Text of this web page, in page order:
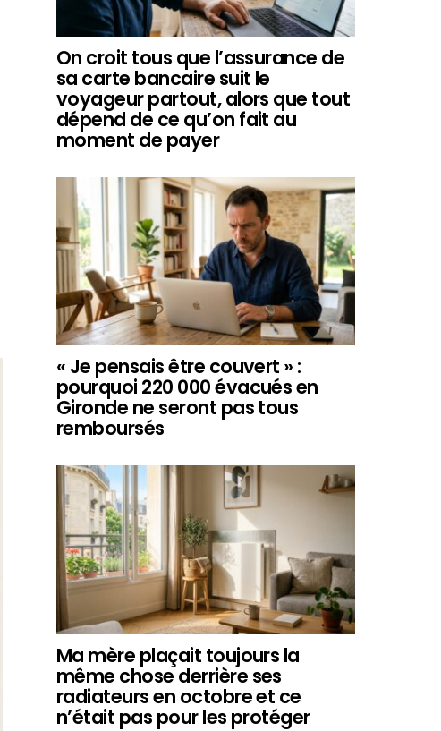
On croit tous que l’assurance de
sa carte bancaire suit le
voyageur partout, alors que tout
dépend de ce qu’on fait au
moment de payer
« Je pensais être couvert » :
pourquoi 220 000 évacués en
Gironde ne seront pas tous
remboursés
Ma mère plaçait toujours la
même chose derrière ses
radiateurs en octobre et ce
n’était pas pour les protéger